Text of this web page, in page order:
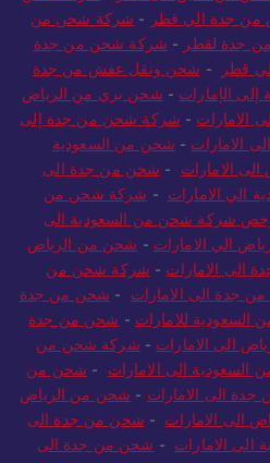
من العين الى قطر -شركة شحن
من جدة الي قطر -شركة شحن من
جدة لقطر-
شركة شحن من جدة
قطر- شحن ونقل عفش من جدة
الإمارات-
شحن بري من الرياض
الامارات- شركة شحن من جدة إلى
الامارات-
شحن من السعودية
الامارات-
شحن من جدة الى
الي الامارات - شركة شحن من
شركة شحن من السعودية الى
الي الامارات -
شحن من الرياض
الى الامارات- شركة شحن من
جدة الى الامارات -شحن من جدة
للامارات- شحن من جدة
الى الامارات- شركة شحن من
الى الامارات - شحن من
الى الامارات - شحن من الرياض
الى الامارات - شحن من جدة الى